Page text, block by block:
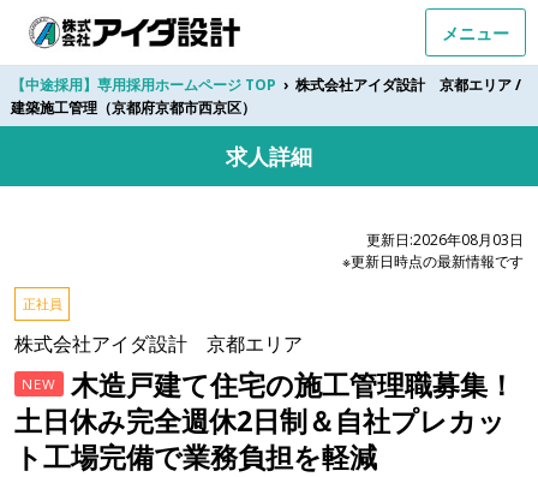
メニュー
【中途採用】専用採用ホームページ TOP › 株式会社アイダ設計 京都エリア /
建築施工管理（京都府京都市西京区）
求人詳細
更新日:2026年08月03日
※更新日時点の最新情報です
正社員
株式会社アイダ設計 京都エリア
NEW
木造戸建て住宅の施工管理職募集！
土日休み完全週休2日制＆自社プレカッ
ト工場完備で業務負担を軽減